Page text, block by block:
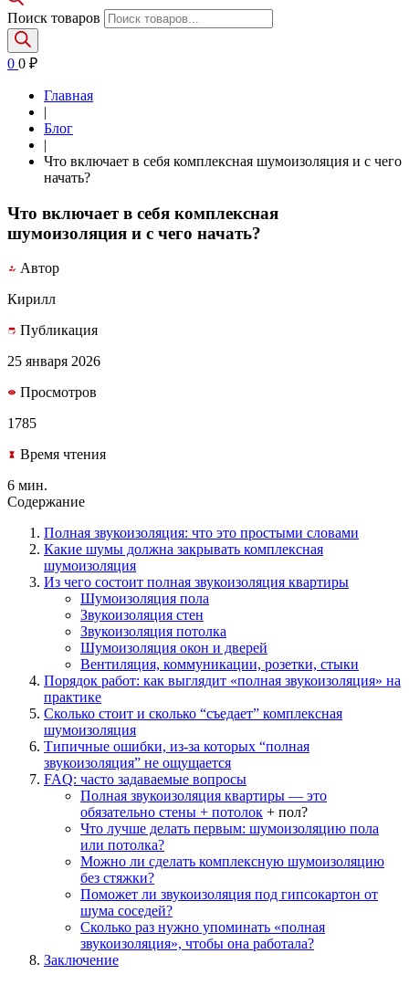
Поиск товаров
0 0 ₽
Главная
|
Блог
|
Что включает в себя комплексная шумоизоляция и с чего
начать?
Что включает в себя комплексная
шумоизоляция и с чего начать?
Автор
Кирилл
Публикация
25 января 2026
Просмотров
1785
Время чтения
6 мин.
Содержание
Полная звукоизоляция: что это простыми словами
Какие шумы должна закрывать комплексная
шумоизоляция
Из чего состоит полная звукоизоляция квартиры
Шумоизоляция пола
Звукоизоляция стен
Звукоизоляция потолка
Шумоизоляция окон и дверей
Вентиляция, коммуникации, розетки, стыки
Порядок работ: как выглядит «полная звукоизоляция» на
практике
Сколько стоит и сколько “съедает” комплексная
шумоизоляция
Типичные ошибки, из-за которых “полная
звукоизоляция” не ощущается
FAQ: часто задаваемые вопросы
Полная звукоизоляция квартиры — это
обязательно стены + потолок + пол?
Что лучше делать первым: шумоизоляцию пола
или потолка?
Можно ли сделать комплексную шумоизоляцию
без стяжки?
Поможет ли звукоизоляция под гипсокартон от
шума соседей?
Сколько раз нужно упоминать «полная
звукоизоляция», чтобы она работала?
Заключение